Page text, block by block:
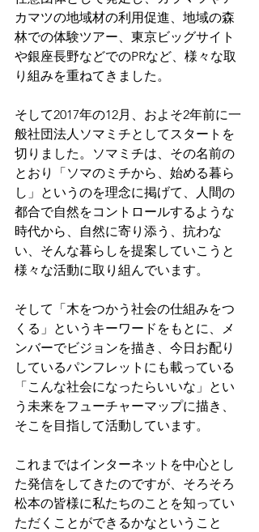
カマツの地域材の利用促進、地域の森
林での体験ツアー、東京ビッグサイト
や銀座長野などでのPRなど、様々な取
り組みを重ねてきました。
そして2017年の12月、およそ2年前に一
般社団法人ソマミチとしてスタートを
切りました。ソマミチは、その名前の
とおり「ソマのミチから、始める暮ら
し」というのを理念に掲げて、人間の
都合で自然をコントロールするような
時代から、自然に寄り添う、抗わな
い、そんな暮らしを提案していこうと
様々な活動に取り組んでいます。
そして「木をつかう社会の仕組みをつ
くる」というキーワードをもとに、メ
ンバーでビジョンを描き、今日お配り
しているパンフレットにも載っている
「こんな社会になったらいいな」とい
う未来をフューチャーマップに描き、
そこを目指して活動しています。
これまではインターネットを中心とし
た発信をしてきたのですが、そろそろ
松本の皆様に私たちのことを知ってい
ただくことができるかなということ